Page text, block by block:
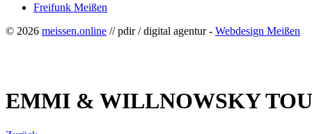
Freifunk Meißen
© 2026 meissen.online // pdir / digital agentur - Webdesign Meißen
EMMI & WILLNOWSKY